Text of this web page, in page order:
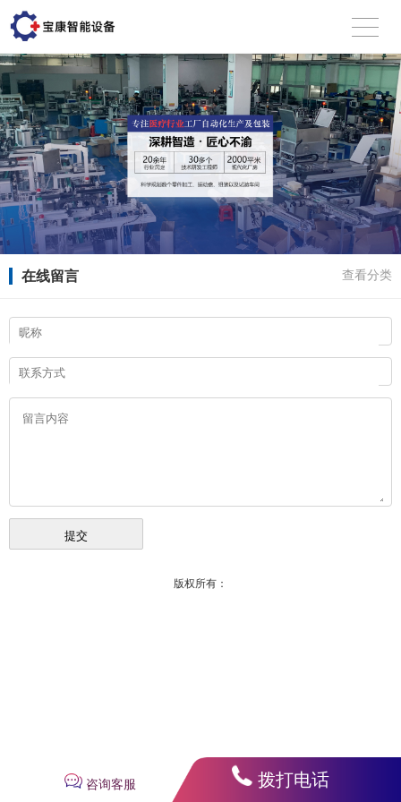
在线留言 查看分类
版权所有：
咨询客服 拨打电话
扫描微信二维码 X